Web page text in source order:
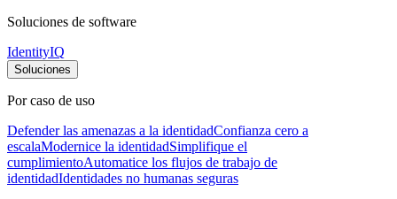
Soluciones de software
IdentityIQ
Soluciones
Por caso de uso
Defender las amenazas a la identidadConfianza cero a
escalaModernice la identidadSimplifique el
cumplimientoAutomatice los flujos de trabajo de
identidadIdentidades no humanas seguras